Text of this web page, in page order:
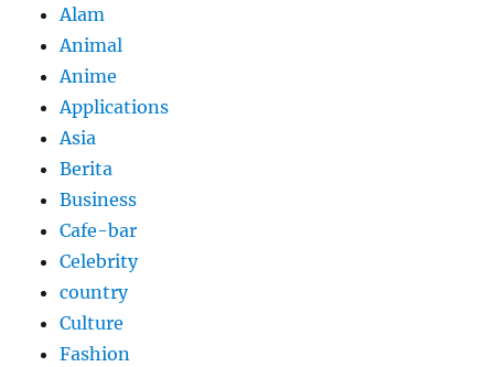
Alam
Animal
Anime
Applications
Asia
Berita
Business
Cafe-bar
Celebrity
country
Culture
Fashion